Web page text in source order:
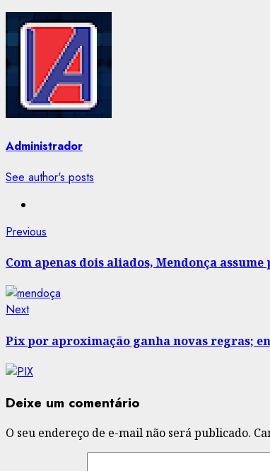
Administrador
See author's posts
Post
navigation
Previous
Com apenas dois aliados, Mendonça
NextNext
Pix por aproximação ganha novas regras;
Deixe um comentário
O seu endereço de e-mail não será publicado.